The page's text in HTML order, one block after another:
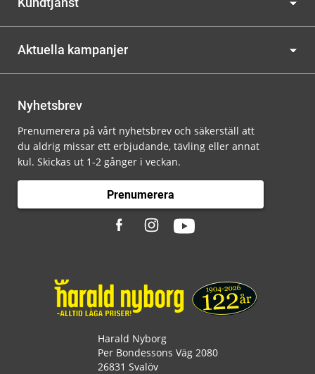
Aktuella kampanjer
Nyhetsbrev
Prenumerera på vårt nyhetsbrev och säkerställ att
du aldrig missar ett erbjudande, tävling eller annat
kul. Skickas ut 1-2 gånger i veckan.
Prenumerera
Harald Nyborg
Per Bondessons Väg 2080
26831 Svalöv